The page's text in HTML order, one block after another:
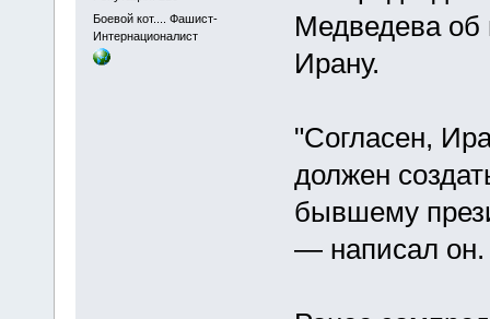
Боевой кот.... Фашист-
Интернационалист
Медведева об
Ирану.
"Согласен,
должен
бывшему
— написал он.